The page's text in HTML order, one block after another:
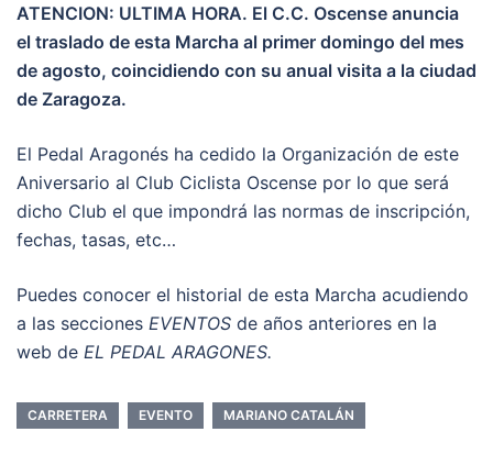
ATENCION: ULTIMA HORA. El C.C. Oscense anuncia
el traslado de esta Marcha al primer domingo del mes
de agosto, coincidiendo con su anual visita a la ciudad
de Zaragoza.
El Pedal Aragonés ha cedido la Organización de este
Aniversario al Club Ciclista Oscense por lo que será
dicho Club el que impondrá las normas de inscripción,
fechas, tasas, etc…
Puedes conocer el historial de esta Marcha acudiendo
a las secciones EVENTOS de años anteriores en la
web de EL PEDAL ARAGONES.
CARRETERA EVENTO MARIANO CATALÁN